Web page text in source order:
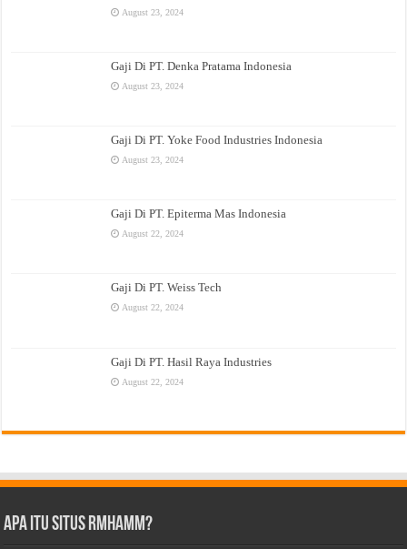
August 23, 2024
Gaji Di PT. Denka Pratama Indonesia
August 23, 2024
Gaji Di PT. Yoke Food Industries Indonesia
August 23, 2024
Gaji Di PT. Epiterma Mas Indonesia
August 22, 2024
Gaji Di PT. Weiss Tech
August 22, 2024
Gaji Di PT. Hasil Raya Industries
August 22, 2024
Apa Itu Situs Rmhamm?